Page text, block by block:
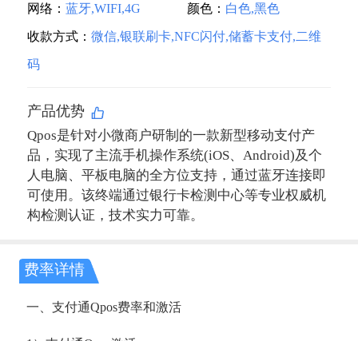
网络：蓝牙,WIFI,4G 颜色： 白色,黑色
收款方式：微信,银联刷卡,NFC闪付,储蓄卡支付,二维
码
产品优势
Qpos是针对小微商户研制的一款新型移动支付产
品，实现了主流手机操作系统(iOS、Android)及个
人电脑、平板电脑的全方位支持，通过蓝牙连接即
可使用。该终端通过银行卡检测中心等专业权威机
构检测认证，技术实力可靠。
费率详情
一、支付通Qpos费率和激活